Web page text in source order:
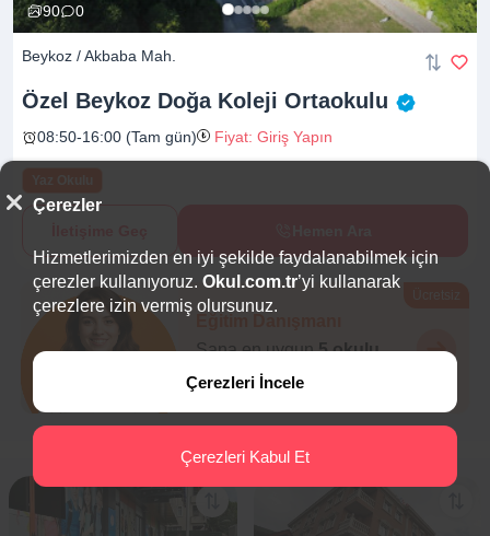
90 0
Beykoz / Akbaba Mah.
Özel Beykoz Doğa Koleji Ortaokulu
08:50-16:00 (Tam gün) Fiyat: Giriş Yapın
Sana en uygun5 okulu
hemen bulalım.
Çerezler
Hizmetlerimizden en iyi şekilde faydalanabilmek için
çerezler kullanıyoruz. Okul.com.tr’yi kullanarak
çerezlere izin vermiş olursunuz.
Çerezleri İncele
Çerezleri Kabul Et